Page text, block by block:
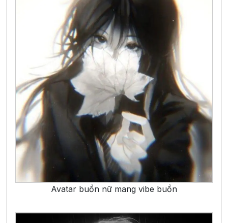
Avatar buồn nữ mang vibe buồn